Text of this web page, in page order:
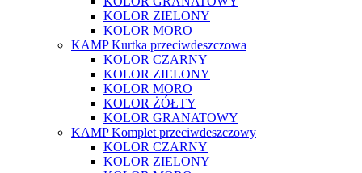
KOLOR ZIELONY
KOLOR MORO
KAMP Kurtka przeciwdeszczowa
KOLOR CZARNY
KOLOR ZIELONY
KOLOR MORO
KOLOR ŻÓŁTY
KOLOR GRANATOWY
KAMP Komplet przeciwdeszczowy
KOLOR CZARNY
KOLOR ZIELONY